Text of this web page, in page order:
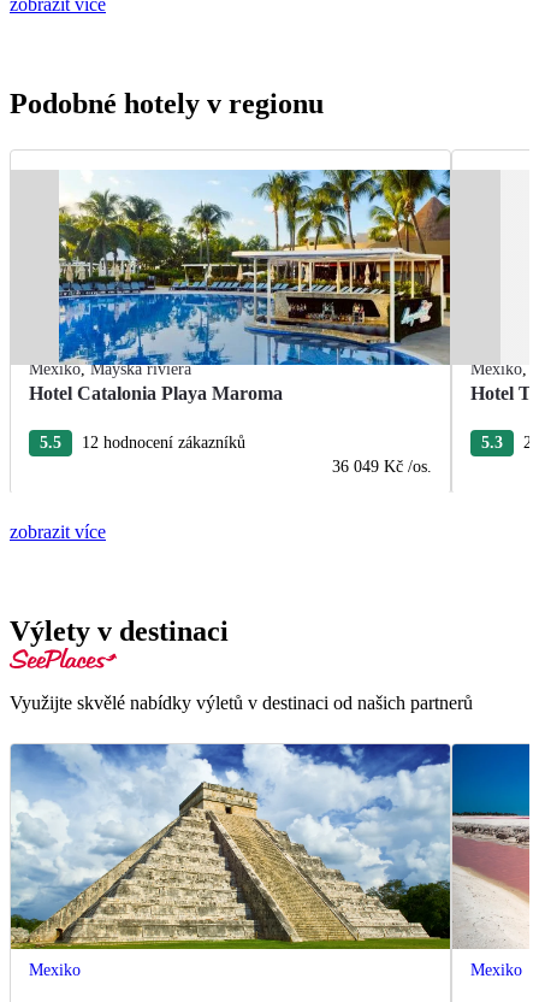
Podobné hotely v regionu
Mexiko,Mayská riviéra
Hotel Catalonia Playa Maroma
5.5
12 hodnocení zákazníků
36 049 Kč /os.
Mexiko
Hotel
5.3
zobrazit více
Výlety v destinaci
Využijte skvělé nabídky výletů v destinaci od našich partnerů
Mexiko Mexiko